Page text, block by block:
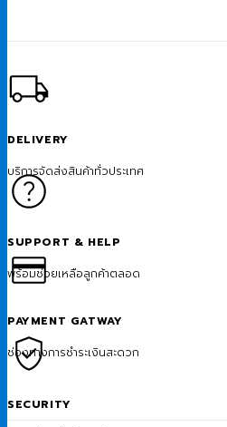
DELIVERY
บริการจัดส่งสินค้าทั่วประเทศ
SUPPORT & HELP
พร้อมช่วยเหลือลูกค้าตลอด
PAYMENT GATWAY
ช่องทางการชำระเงินสะดวก
SECURITY